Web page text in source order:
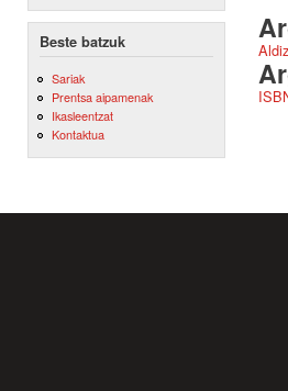
Beste batzuk
Sariak
Prentsa aipamenak
Ikasleentzat
Kontaktua